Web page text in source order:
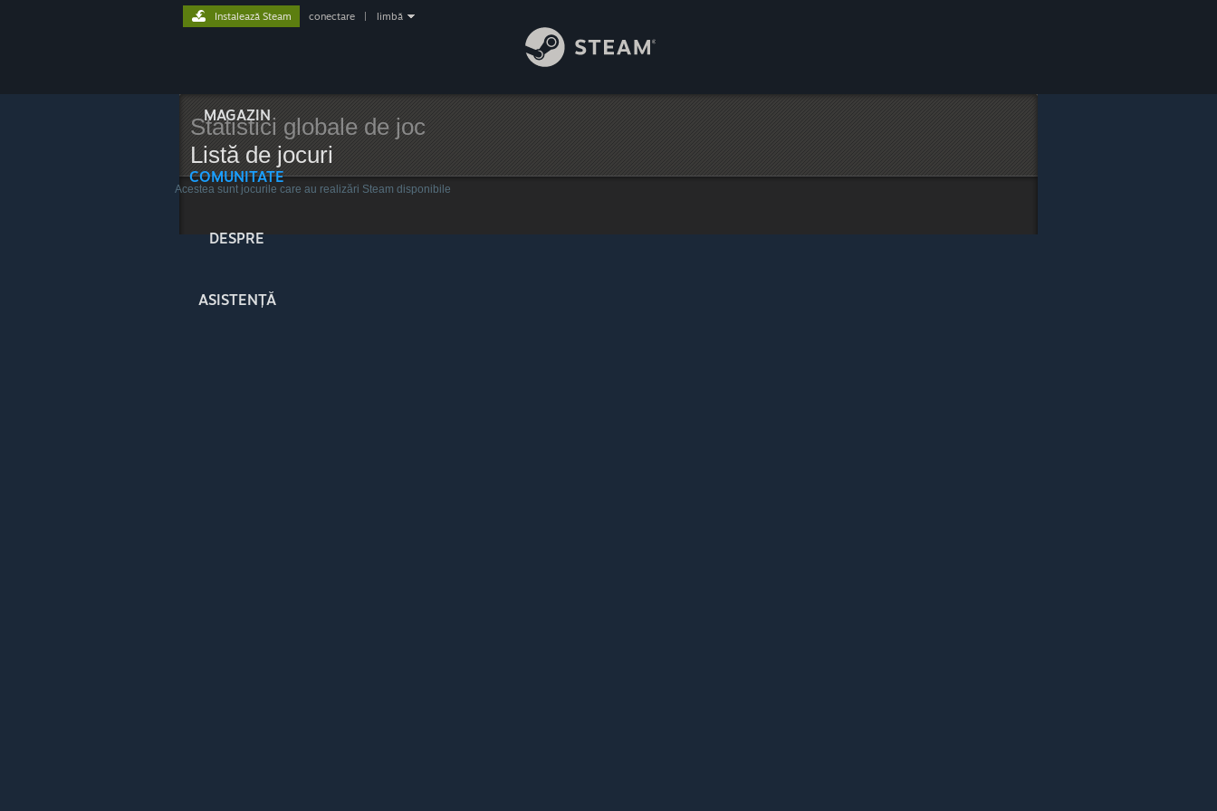
MAGAZIN
COMUNITATE
DESPRE
ASISTENȚĂ
Instalează Steam conectare limbă
Statistici globale de joc
Listă de jocuri
Acestea sunt jocurile care au realizări Steam disponibile